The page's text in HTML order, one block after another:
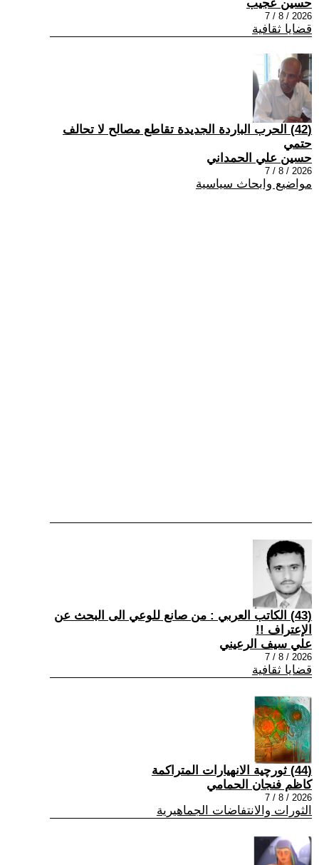
حسين عجيب
2026 / 8 / 7
قضايا ثقافية
(42) الحرب الباردة الجديدة تقاطع مصالح لا تحالف
حتمي
حسين علي الحمداني
2026 / 8 / 7
مواضيع وابحاث سياسية
(43) الكاتب العربي : من صانع للوعي الى البحث عن
الإعتراف !!
علي سيف الرعيني
2026 / 8 / 7
قضايا ثقافية
(44) ثورچية الانهيارات المتراكمة
كاظم فنجان الحمامي
2026 / 8 / 7
الثورات والانتفاضات الجماهيرية